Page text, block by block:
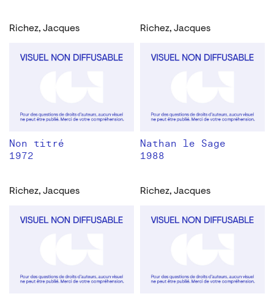
Richez, Jacques
Non titré
1972
Richez, Jacques
Nathan le Sage
1988
Richez, Jacques Richez, Jacques